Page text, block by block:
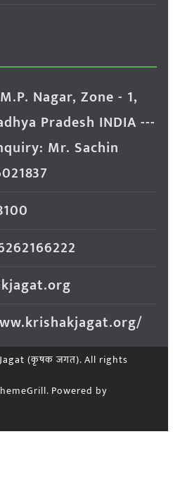
Nagar, Zone - 1,
Pradesh INDIA ---
Mr. Sachin
(कृषक जगत). All rights
Powered by